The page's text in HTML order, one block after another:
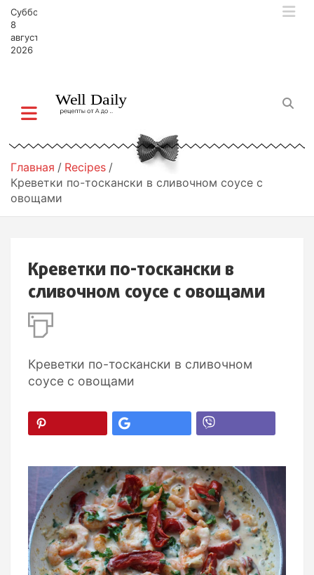
Суббота,
8
августа,
2026
Главная
Recipes
Креветки по-тоскански в сливочном соусе с
овощами
Креветки по-тоскански в
сливочном соусе с овощами
Креветки по-тоскански в сливочном
соусе с овощами